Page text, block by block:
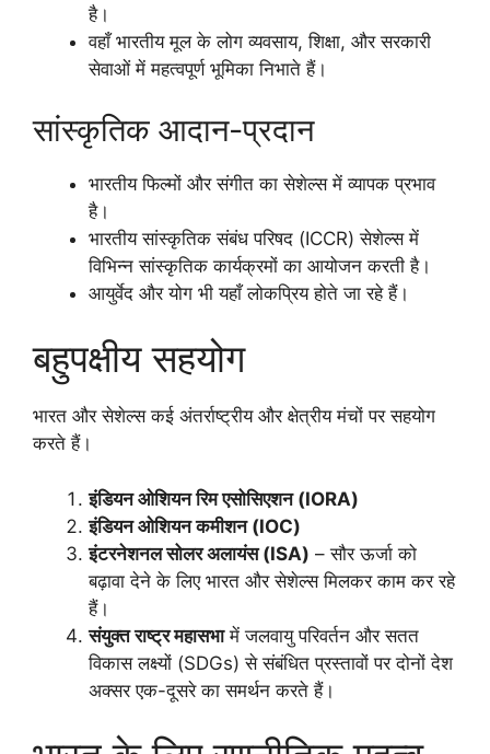
है।
वहाँ भारतीय मूल के लोग व्यवसाय, शिक्षा, और सरकारी
सेवाओं में महत्वपूर्ण भूमिका निभाते हैं।
सांस्कृतिक आदान-प्रदान
भारतीय फिल्मों और संगीत का सेशेल्स में व्यापक प्रभाव
है।
भारतीय सांस्कृतिक संबंध परिषद (ICCR) सेशेल्स में
विभिन्न सांस्कृतिक कार्यक्रमों का आयोजन करती है।
आयुर्वेद और योग भी यहाँ लोकप्रिय होते जा रहे हैं।
बहुपक्षीय सहयोग
भारत और सेशेल्स कई अंतर्राष्ट्रीय और क्षेत्रीय मंचों पर सहयोग
करते हैं।
इंडियन ओशियन रिम एसोसिएशन (IORA)
इंडियन ओशियन कमीशन (IOC)
इंटरनेशनल सोलर अलायंस (ISA) – सौर ऊर्जा को
बढ़ावा देने के लिए भारत और सेशेल्स मिलकर काम कर रहे
हैं।
संयुक्त राष्ट्र महासभामें जलवायु परिवर्तन और सतत
विकास लक्ष्यों (SDGs) से संबंधित प्रस्तावों पर दोनों देश
अक्सर एक-दूसरे का समर्थन करते हैं।